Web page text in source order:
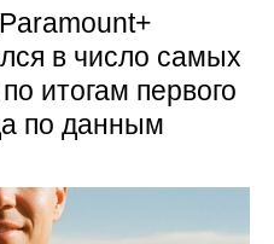
в число самых
итогам первого
по данным